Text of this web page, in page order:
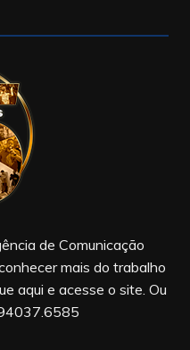
de Comunicação
mais do trabalho
aqui e acesse o site. Ou